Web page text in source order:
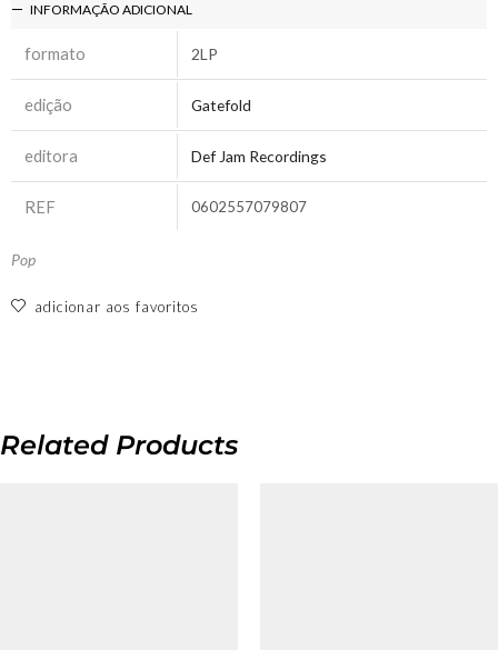
INFORMAÇÃO ADICIONAL
formato 2LP
edição Gatefold
editora Def Jam Recordings
REF 0602557079807
Pop
adicionar aos favoritos
Related Products